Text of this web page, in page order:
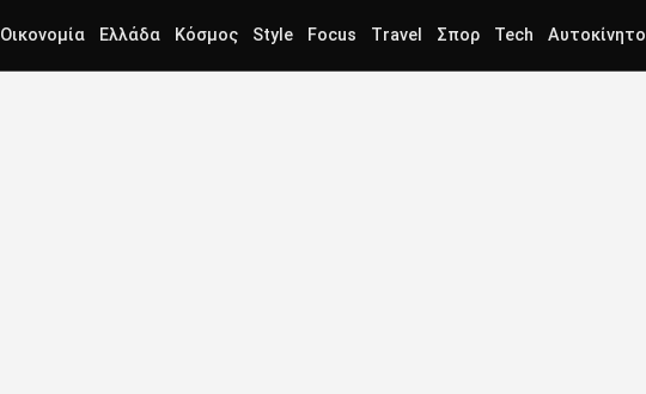
Οικονομία Ελλάδα Κόσμος Style Focus Travel Σπορ Tech Αυτοκίνητο